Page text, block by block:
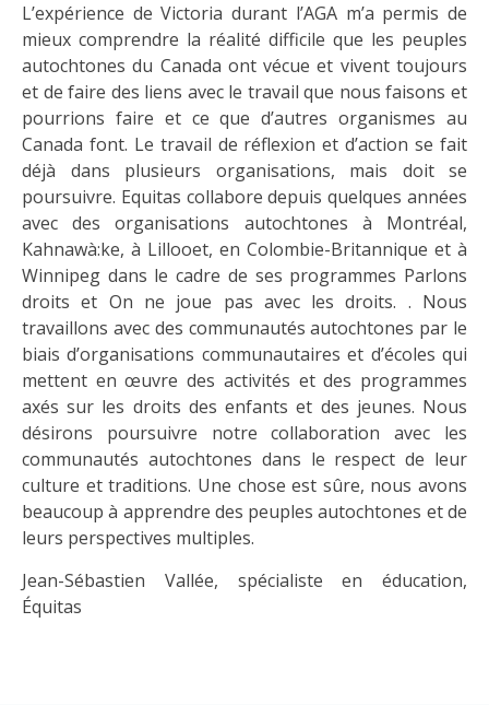
L’expérience de Victoria durant l’AGA m’a permis de
mieux comprendre la réalité difficile que les peuples
autochtones du Canada ont vécue et vivent toujours
et de faire des liens avec le travail que nous faisons et
pourrions faire et ce que d’autres organismes au
Canada font. Le travail de réflexion et d’action se fait
déjà dans plusieurs organisations, mais doit se
poursuivre. Equitas collabore depuis quelques années
avec des organisations autochtones à Montréal,
Kahnawà:ke, à Lillooet, en Colombie-Britannique et à
Winnipeg dans le cadre de ses programmes Parlons
droits et On ne joue pas avec les droits. . Nous
travaillons avec des communautés autochtones par le
biais d’organisations communautaires et d’écoles qui
mettent en œuvre des activités et des programmes
axés sur les droits des enfants et des jeunes. Nous
désirons poursuivre notre collaboration avec les
communautés autochtones dans le respect de leur
culture et traditions. Une chose est sûre, nous avons
beaucoup à apprendre des peuples autochtones et de
leurs perspectives multiples.
Jean-Sébastien Vallée, spécialiste en éducation,
Équitas